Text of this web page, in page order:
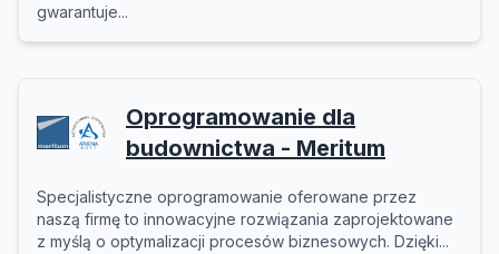
gwarantuje...
Oprogramowanie dla
budownictwa - Meritum
Specjalistyczne oprogramowanie oferowane przez
naszą firmę to innowacyjne rozwiązania zaprojektowane
z myślą o optymalizacji procesów biznesowych. Dzięki...